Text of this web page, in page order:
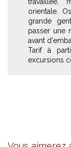
orientale.
grande
passer une
avant
Tarif à
excursions